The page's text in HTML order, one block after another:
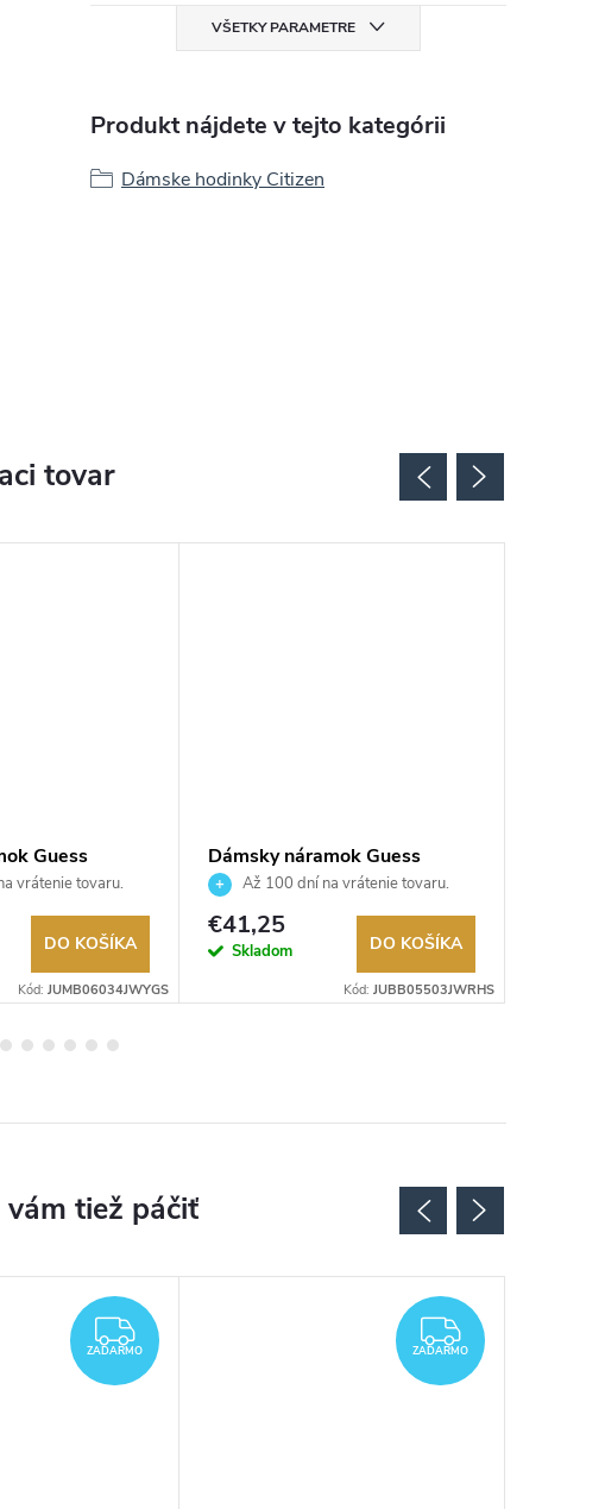
VŠETKY PARAMETRE
Produkt nájdete v tejto kategórii
Dámske hodinky Citizen
tovar
Guess
vrátenie tovaru.
DO KOŠÍKA
Kód: JUMB06034JWYGS
Dámsky náramok Guess
JUBB05503JWRHS
Až 100 dní na vrátenie tovaru.
Autorizovaný predajca.
€41,25
Skladom DO KOŠÍKA
Kód: JUBB05503JWRHS
ZADARMO
ZADARMO
ZADARMO
ZADARMO